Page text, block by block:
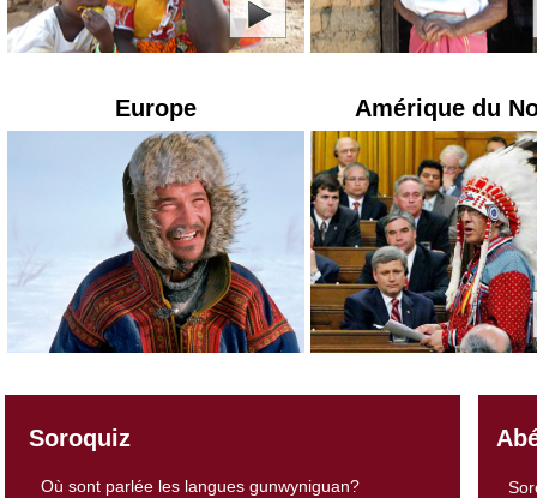
Europe Amérique du
Soroquiz
Où sont parlée les langues gunwyniguan?